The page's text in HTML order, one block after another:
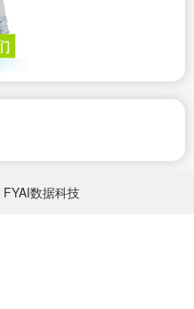
FYAI数据科技